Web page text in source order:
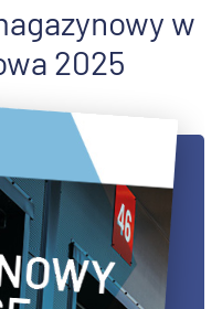
w
2025